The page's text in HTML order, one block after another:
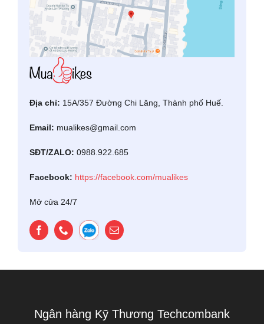
Địa chỉ: 15A/357 Đường Chi Lăng, Thành phố Huế.
Email: mualikes@gmail.com
SĐT/ZALO: 0988.922.685
Facebook: https://facebook.com/mualikes
Mở cửa 24/7
Ngân hàng Kỹ Thương Techcombank